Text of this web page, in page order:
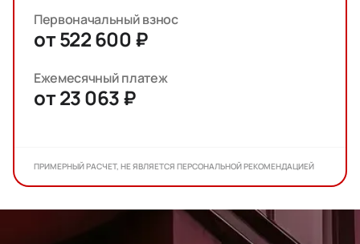
Первоначальный взнос
от 522 600 ₽
Ежемесячный платеж
от 23 063 ₽
ПРИМЕРНЫЙ РАСЧЕТ, НЕ ЯВЛЯЕТСЯ ПЕРСОНАЛЬНОЙ РЕКОМЕНДАЦИЕЙ